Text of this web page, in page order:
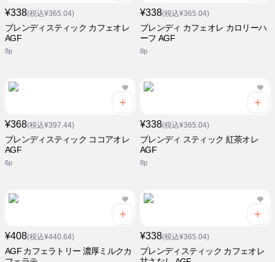
¥338(税込¥365.04)
ブレンディスティック カフェオレ
AGF
8p
¥338(税込¥365.04)
ブレンディ カフェオレ カロリーハ
ーフ AGF
8p
¥368(税込¥397.44)
ブレンディスティック ココアオレ
AGF
6p
¥338(税込¥365.04)
ブレンディ スティック 紅茶オレ
AGF
8p
¥408(税込¥440.64)
AGF カフェラトリー 濃厚ミルクカ
¥338(税込¥365.04)
ブレンディスティック カフェオレ